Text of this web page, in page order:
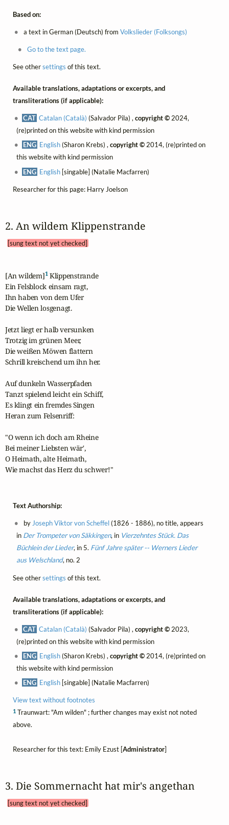
Based on:
a text in German (Deutsch) from Volkslieder (Folksongs)
Go to the text page.
See othersettings of this text.
Available translations, adaptations or excerpts, and
transliterations (if applicable):
CAT Catalan (Català) (Salvador Pila) ,copyright ©2024,
(re)printed on this website with kind permission
ENG English(Sharon Krebs) ,copyright ©2014, (re)printed on
this website with kind permission
ENG English [singable] (Natalie Macfarren)
Researcher for this page: Harry Joelson
2. An wildem Klippenstrande
[sung text not yet checked]
[An wildem]1 Klippenstrande
Ein Felsblock einsam ragt,
Ihn haben von dem Ufer
Die Wellen losgenagt.
Jetzt liegt er halb versunken
Trotzig im grünen Meer,
Die weißen Möwen flattern
Schrill kreischend um ihn her.
Auf dunkeln Wasserpfaden
Tanzt spielend leicht ein Schiff,
Es klingt ein fremdes Singen
Heran zum Felsenriff:
"O wenn ich doch am Rheine
Bei meiner Liebsten wär',
O Heimath, alte Heimath,
Wie machst das Herz du schwer!"
Text Authorship:
byJoseph Viktor von Scheffel(1826 - 1886), no title, appears
in Der Trompeter von Säkkingen, in Vierzehntes Stück. Das
Büchlein der Lieder, in 5. Fünf Jahre später -- Werners Lieder
aus Welschland, no. 2
See othersettings of this text.
Available translations, adaptations or excerpts, and
transliterations (if applicable):
CAT Catalan (Català) (Salvador Pila) ,copyright © 2023,
(re)printed on this website with kind permission
ENG English(Sharon Krebs) ,copyright © 2014, (re)printed on
this website with kind permission
ENG English [singable] (Natalie Macfarren)
View text without footnotes
1Traunwart: "Am wilden" ; further changes may exist not noted
above.
Researcher for this text: Emily Ezust [Administrator]
3. Die Sommernacht hat mir's angethan
[sung text not yet checked]